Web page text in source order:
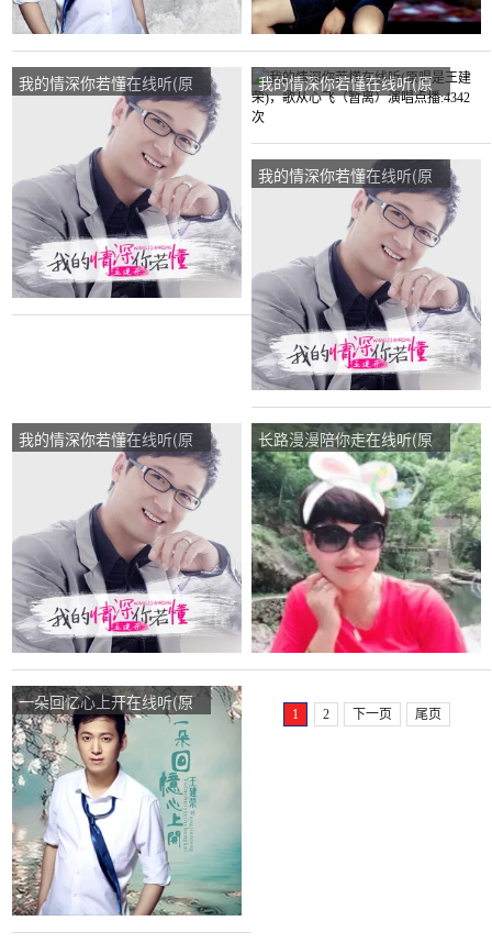
我的情深你若懂在线听(原
唱是王建荣)，闲歌声飞扬
【精英唱将】演唱点播:78
我的情深你若懂在线听(原
唱是王建荣)，歌从心飞
（暂离）演唱点播:4342次
我的情深你若懂在线听(原
唱是王建荣)，别忘记我演
唱点播:699次
我的情深你若懂在线听(原
唱是王建荣)，龙的糊涂演
长路漫漫陪你走在线听(原
唱是王建荣)，芳草（拒拒
大花忙退）演唱点播:391次
一朵回忆心上开在线听(原
唱是王建荣)，乐在其中演
唱点播:17次
1 2 下一页 尾页